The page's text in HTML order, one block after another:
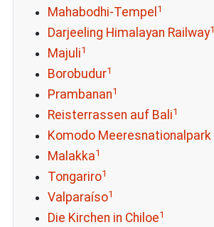
Mahabodhi-Tempel 1
Darjeeling Himalayan Railway1
Majuli1
Borobudur1
Prambanan1
Reisterrassen auf Bali1
Komodo Meeresnationalpark
Malakka1
Tongariro1
Valparaíso1
Die Kirchen in Chiloe1